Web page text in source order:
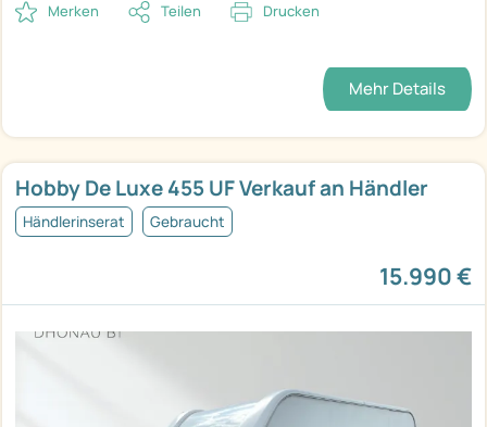
Merken Teilen Drucken
Mehr Details
Hobby De Luxe 455 UF Verkauf an Händler
Händlerinserat Gebraucht
15.990 €